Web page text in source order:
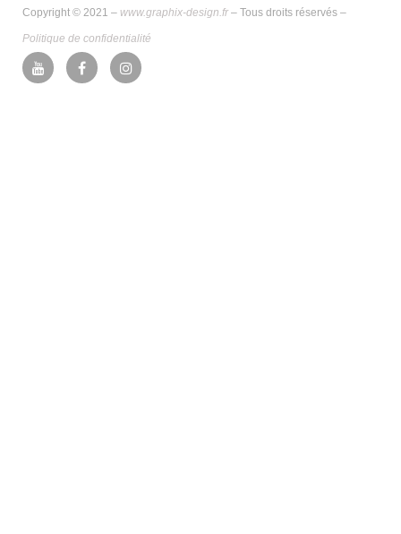
Copyright © 2021 – www.graphix-design.fr – Tous droits réservés –
Politique de confidentialité